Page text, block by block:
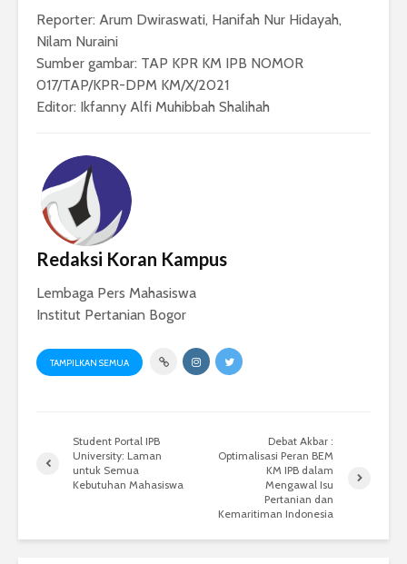
Reporter: Arum Dwiraswati, Hanifah Nur Hidayah,
Nilam Nuraini
Sumber gambar: TAP KPR KM IPB NOMOR
017/TAP/KPR-DPM KM/X/2021
Editor: Ikfanny Alfi Muhibbah Shalihah
Redaksi Koran Kampus
Lembaga Pers Mahasiswa
Institut Pertanian Bogor
TAMPILKAN SEMUA
Student Portal IPB
University: Laman
untuk Semua
Kebutuhan Mahasiswa
Debat Akbar :
Optimalisasi Peran BEM
KM IPB dalam
Mengawal Isu
Pertanian dan
Kemaritiman Indonesia